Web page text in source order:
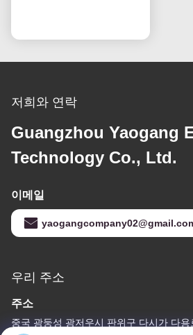
저희와 연락
Guangzhou Yaogang
Technology Co., Ltd.
이메일
우리 주소
주소
중국 광둥성 광저우시 판위구 다시가 다